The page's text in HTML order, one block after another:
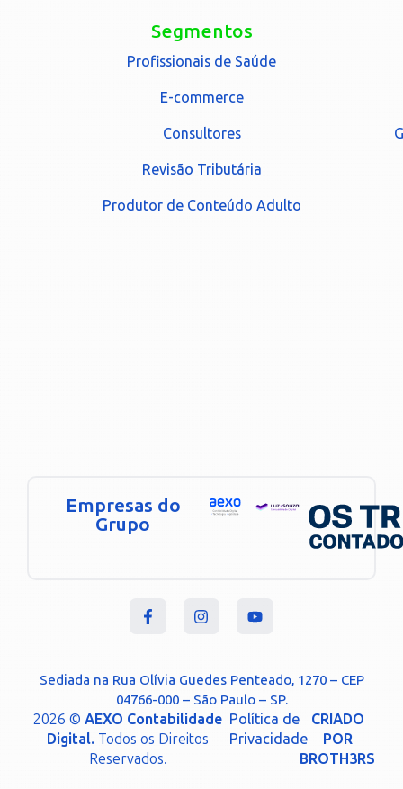
Segmentos
Profissionais de Saúde
E-commerce
Consultores
Revisão Tributária
Produtor de Conteúdo Adulto
Empresas do
Grupo
Sediada na Rua Olívia Guedes Penteado, 1270 – CEP
04766-000 – São Paulo – SP.
2026 ©AEXO Contabilidade
Digital. Todos os Direitos
Reservados.
Política de
Privacidade
CRIADO
POR
BROTH3RS